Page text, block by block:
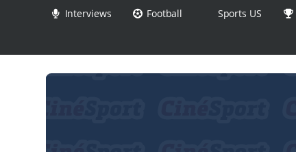
Interviews Football Sports US